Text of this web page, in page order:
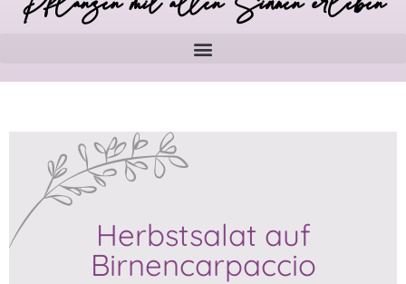
Herbstsalat auf
Birnencarpaccio